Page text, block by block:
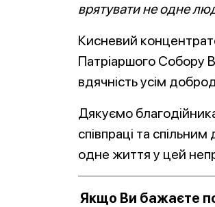
врятувати не одне
Кисневий
Патріаршого Собору
вдячність усім
Дякуємо
співпраці та
одне життя у цей
Якщо Ви бажаєте